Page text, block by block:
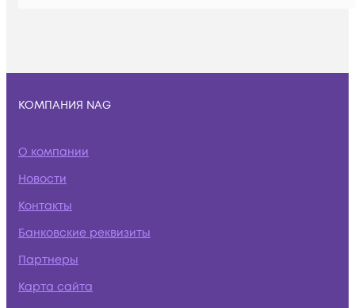
КОМПАНИЯ NAG
О компании
Новости
Контакты
Банковские реквизиты
Партнеры
Карта сайта